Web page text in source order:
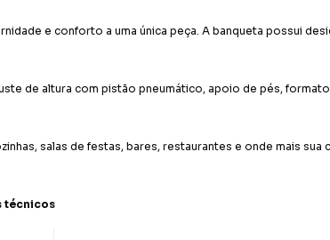
e conforto a uma única peça. A banqueta possui
de altura com pistão pneumático, apoio de pés,
salas de festas, bares, restaurantes e onde mais sua
técnicos